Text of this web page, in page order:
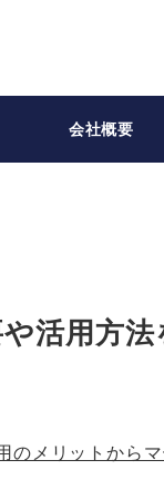
会社概要
活用方法
メリットから